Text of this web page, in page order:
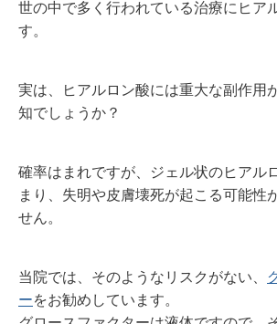
世の中で多く行われている治療にヒア
す。
実は、ヒアルロン酸には重大な副作用
知でしょうか？
確率はまれですが、ジェル状のヒアル
まり、失明や皮膚壊死が起こる可能性
せん。
当院では、そのようなリスクがない、
ーをお勧めしています。